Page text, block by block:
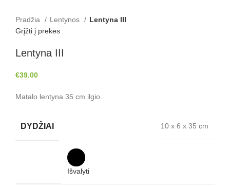
Pradžia Lentynos
Lentyna III
Grįžti į prekes
Lentyna III
€39.00
Matalo lentyna 35 cm ilgio.
DYDŽIAI 10 x 6 x 35 cm
Išvalyti